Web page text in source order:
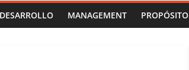
MANAGEMENT PROPÓSITO